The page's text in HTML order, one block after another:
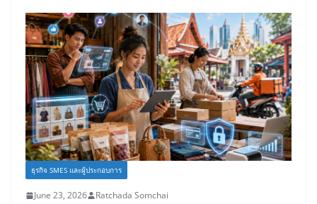
ธุรกิจ SMES และผู้ประกอบการ
June 23, 2026 Ratchada Somchai